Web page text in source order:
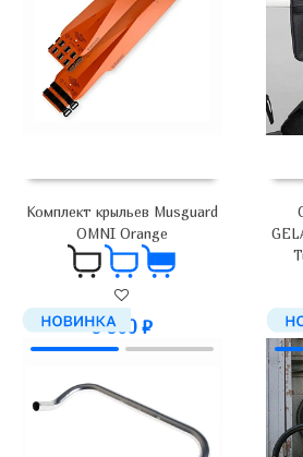
Комплект крыльев Musguard
OMNI Orange
5 900 ₽